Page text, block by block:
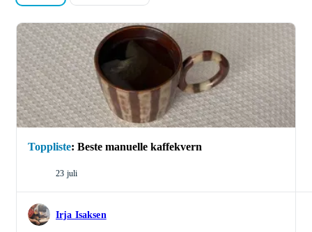
kvernen som passer dine behov.
Når du skal kjøpe en kaffekvern, finnes det noe
for de fleste. Her finnes alternativer både for
den aspirerende kaffenerden som ønsker å
investere i noe fancy, den som vil imponere
vennene sine, og noe for den dagligdagse
kaffedrikkeren som ønsker å trappe opp
kaffeopplevelsen. ☕
Toppliste: Beste manuelle kaffekvern
23 juli
Irja Isaksen